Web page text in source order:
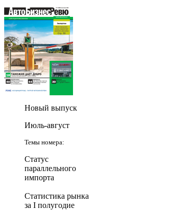
Новый выпуск
Июль-август
Темы номера:
Статус
параллельного
импорта
Статистика рынка
за I полугодие